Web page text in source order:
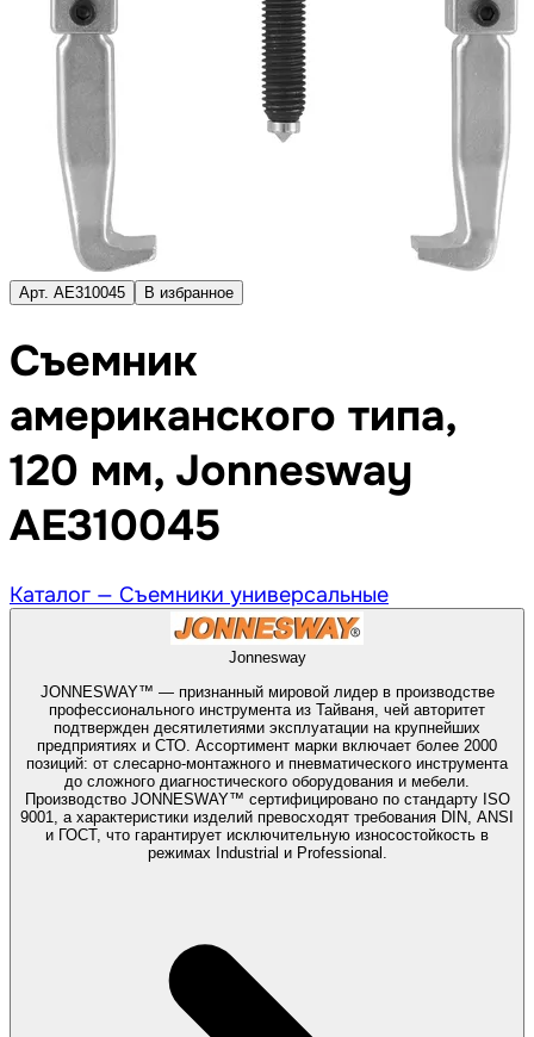
Арт. AE310045 В избранное
Съемник
американского типа,
120 мм, Jonnesway
AE310045
Каталог — Съемники универсальные
Jonnesway
JONNESWAY™ — признанный мировой лидер в производстве
профессионального инструмента из Тайваня, чей авторитет
подтвержден десятилетиями эксплуатации на крупнейших
предприятиях и СТО. Ассортимент марки включает более 2000
позиций: от слесарно-монтажного и пневматического инструмента
до сложного диагностического оборудования и мебели.
Производство JONNESWAY™ сертифицировано по стандарту ISO
9001, а характеристики изделий превосходят требования DIN, ANSI
и ГОСТ, что гарантирует исключительную износостойкость в
режимах Industrial и Professional.